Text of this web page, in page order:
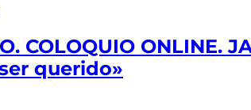
COLOQUIO ONLINE.
querido»